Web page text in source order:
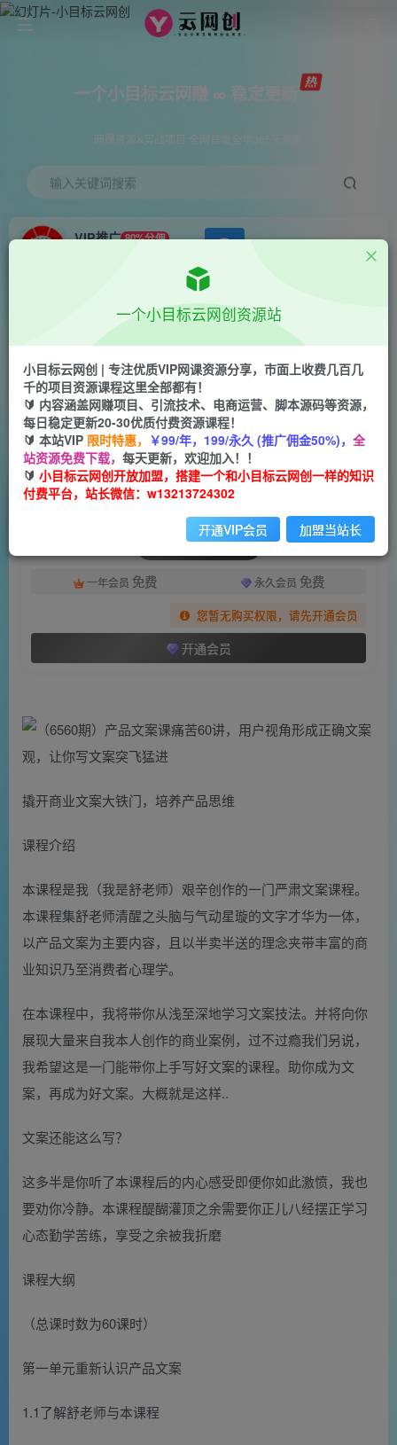
一个小目标云网赚 ∞ 稳定更新
网赚资源&实战项目 全网首发全年365天更新
输入关键词搜索
VIP推广 80%分佣
会员专属 正文
（6560期）产品文案课痛苦60讲，用户视角形成
正确文案观，让你写文案突飞猛进
一个小目标云网创
2年前发布
关注 私信
506 119
此内容为付费阅读，请付费后查看
会员专属资源
一年会员 免费 永久会员 免费
您暂无购买权限，请先开通会员
开通会员
付费阅读
​撬开商业文案大铁门，培养产品思维
课程介绍
本课程是我（我是舒老师）艰辛创作的一门严肃文案课程。
本课程集舒老师清醒之头脑与气动星璇的文字才华为一体，
以产品文案为主要内容，且以半卖半送的理念夹带丰富的商
业知识乃至消费者心理学。
在本课程中，我将带你从浅至深地学习文案技法。并将向你
展现大量来自我本人创作的商业案例，过不过瘾我们另说，
我希望这是一门能带你上手写好文案的课程。助你成为文
案，再成为好文案。大概就是这样..
文案还能这么写？
这多半是你听了本课程后的内心感受即便你如此激愤，我也
要劝你冷静。本课程醍醐灌顶之余需要你正儿八经摆正学习
心态勤学苦练，享受之余被我折磨
课程大纲
（总课时数为60课时）
第一单元重新认识产品文案
1.1了解舒老师与本课程
一个小目标云网创资源站
小目标云网创 | 专注优质VIP网课资源分享，市面上收费几百几
千的项目资源课程这里全部都有！
🔰 内容涵盖网赚项目、引流技术、电商运营、脚本源码等资源，
每日稳定更新20-30优质付费资源课程！
🔰 本站VIP 限时特惠， ￥99/年，199/永久 (推广佣金50%)， 全
站资源免费下载， 每天更新，欢迎加入！！
🔰 小目标云网创开放加盟，搭建一个和小目标云网创一样的知识
付费平台，站长微信：w13213724302
开通VIP会员 加盟当站长